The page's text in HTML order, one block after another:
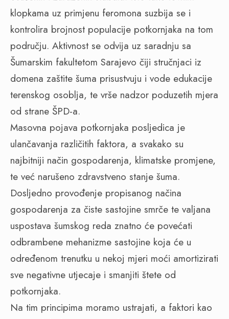
klopkama uz primjenu feromona suzbija se i
kontrolira brojnost populacije potkornjaka na tom
području. Aktivnost se odvija uz saradnju sa
Šumarskim fakultetom Sarajevo čiji stručnjaci iz
domena zaštite šuma prisustvuju i vode edukacije
terenskog osoblja, te vrše nadzor poduzetih mjera
od strane ŠPD-a.
Masovna pojava potkornjaka posljedica je
ulančavanja različitih faktora, a svakako su
najbitniji način gospodarenja, klimatske promjene,
te već narušeno zdravstveno stanje šuma.
Dosljedno provođenje propisanog načina
gospodarenja za čiste sastojine smrče te valjana
uspostava šumskog reda znatno će povećati
odbrambene mehanizme sastojine koja će u
određenom trenutku u nekoj mjeri moći amortizirati
sve negativne utjecaje i smanjiti štete od
potkornjaka.
Na tim principima moramo ustrajati, a faktori kao